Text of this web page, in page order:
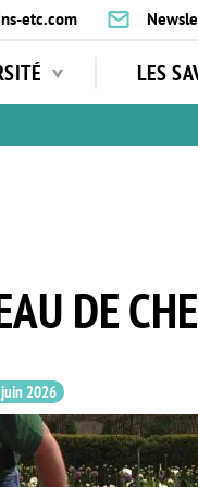
etc.com
LES
DE
2026